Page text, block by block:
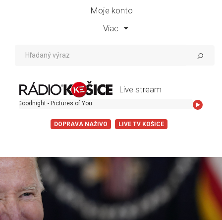
Moje konto
Viac
Live stream
- Pictures of You
DOPRAVA NAŽIVO LIVE TV KOŠICE